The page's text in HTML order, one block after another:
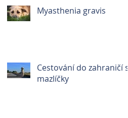
Myasthenia gravis
Cestování do zahraničí s
mazlíčky